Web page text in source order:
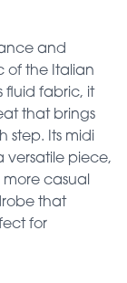
and
of the Italian
fluid fabric, it
that brings
step. Its midi
piece,
casual
that
for